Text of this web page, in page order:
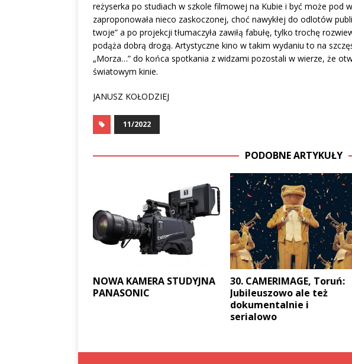
reżyserka po studiach w szkole filmowej na Kubie i być może pod
zaproponowała nieco zaskoczonej, choć nawykłej do odlotów
twoje” a po projekcji tłumaczyła zawiłą fabułę, tylko trochę
podąża dobrą drogą. Artystyczne kino w takim wydaniu to na
„Morza…” do końca spotkania z widzami pozostali w wierze, że
światowym kinie.
JANUSZ KOŁODZIEJ
11/2022
PODOBNE ARTYKUŁY
NOWA KAMERA STUDYJNA
PANASONIC
30. CAMERIMAGE, Toruń:
Jubileuszowo ale też
dokumentalnie i
serialowo